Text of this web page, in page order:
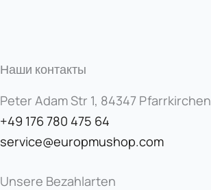
Наши контакты
Peter Adam Str 1, 84347 Pfarrkirchen
+49 176 780 475 64
service@europmushop.com
Unsere Bezahlarten